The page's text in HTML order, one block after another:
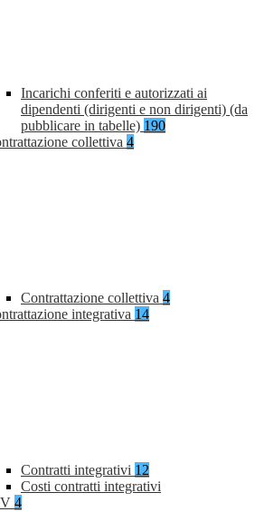
Incarichi conferiti e autorizzati ai
dipendenti (dirigenti e non dirigenti) (da
pubblicare in tabelle) 190
collettiva 4
Contrattazione collettiva 4
integrativa 14
Contratti integrativi 12
Costi contratti integrativi
4